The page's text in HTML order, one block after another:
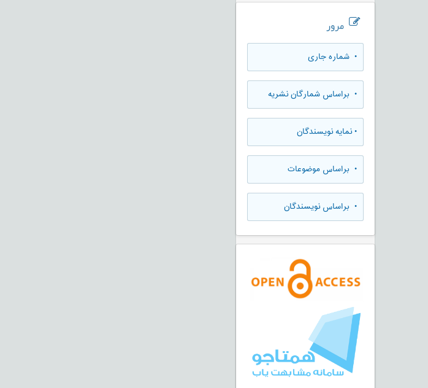
مرور
• شماره جاری
• براساس شمارگان نشریه
•نمایه نویسندگان
• براساس موضوعات
• براساس نویسندگان